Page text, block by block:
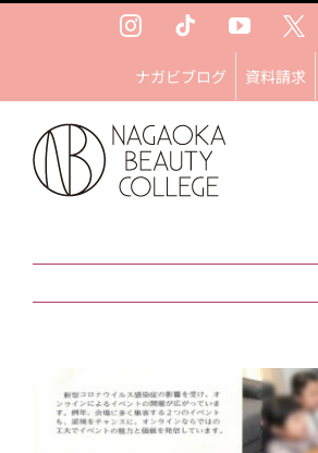
InstagramTiktokYouTube
Ｘ
ナガビブログ 資料請求
Larger